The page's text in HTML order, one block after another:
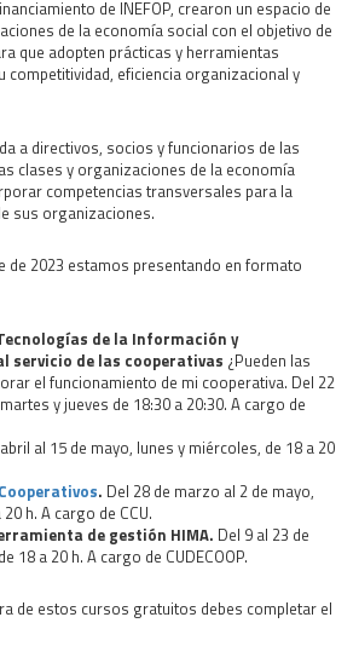
de INEFOP, crearon un espacio de
de la economía social con el objetivo de
que adopten prácticas y herramientas
competitividad, eficiencia organizacional y
a directivos, socios y funcionarios de las
clases y organizaciones de la economía
competencias transversales para la
sus organizaciones.
de 2023 estamos presentando en formato
de la Información y
servicio de las cooperativas ¿Pueden las
el funcionamiento de mi cooperativa. Del 22
y jueves de 18:30 a 20:30. A cargo de
al 15 de mayo, lunes y miércoles, de 18 a 20
. Del 28 de marzo al 2 de mayo,
h. A cargo de CCU.
de gestión HIMA. Del 9 al 23 de
18 a 20 h. A cargo de CUDECOOP.
de estos cursos gratuitos debes completar el